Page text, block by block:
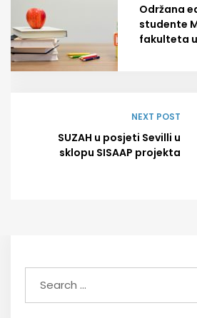
Održana
studente
fakulteta
NEXT POST
SUZAH u posjeti Sevilli u
sklopu SISAAP projekta